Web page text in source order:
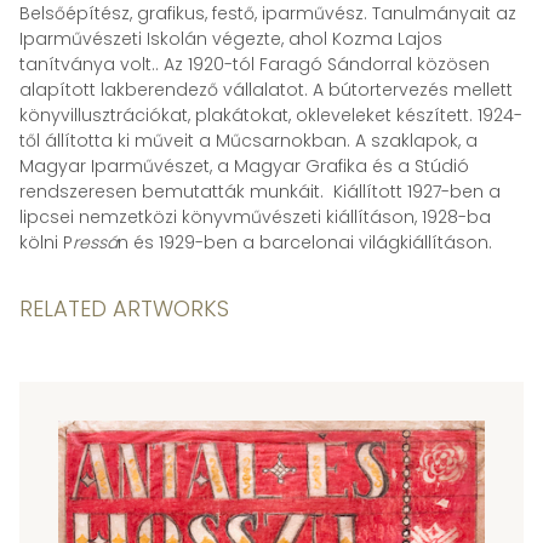
Belsőépítész, grafikus, festő, iparművész. Tanulmányait az
Iparművészeti Iskolán végezte, ahol Kozma Lajos
tanítványa volt.. Az 1920-tól Faragó Sándorral közösen
alapított lakberendező vállalatot. A bútortervezés mellett
könyvillusztrációkat, plakátokat, okleveleket készített. 1924-
től állította ki műveit a Műcsarnokban. A szaklapok, a
Magyar Iparművészet, a Magyar Grafika és a Stúdió
rendszeresen bemutatták munkáit. Kiállított 1927-ben a
lipcsei nemzetközi könyvművészeti kiállításon, 1928-ba
kölni Pressán és 1929-ben a barcelonai világkiállításon.
RELATED ARTWORKS